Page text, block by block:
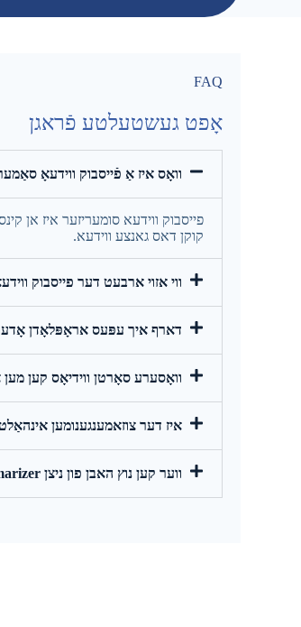
FAQ
אָפט געשטעלטע פֿראגן
וואָס איז אַ פֿייסבוק ווידעאָ
פייסבוק ווידעא סומעריזער איז אן
קוקן דאס גאנצע ווידעא.
ווי אזוי ארבעט דער פייסבוק
דארף איך עפּעס אראָפּלאָדן
וואָסערע סאָרטן ווידיאָס קען מען
איז דער צוזאמענגענומען
ווער קען נוץ האבן פון ניצן KeepVid Facebook Video Summarizer?